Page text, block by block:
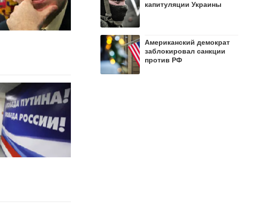
капитуляции Украины
Американский демократ
заблокировал санкции
против РФ